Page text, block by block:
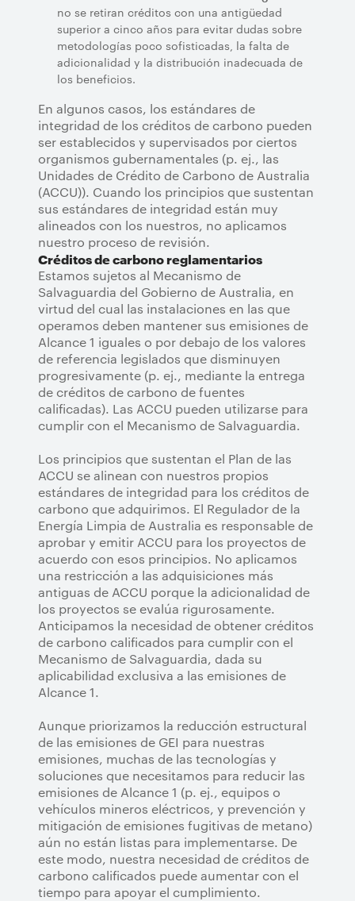
no se retiran créditos con una antigüedad
superior a cinco años para evitar dudas sobre
metodologías poco sofisticadas, la falta de
adicionalidad y la distribución inadecuada de
los beneficios.
En algunos casos, los estándares de
integridad de los créditos de carbono pueden
ser establecidos y supervisados por ciertos
organismos gubernamentales (p. ej., las
Unidades de Crédito de Carbono de Australia
(ACCU)). Cuando los principios que sustentan
sus estándares de integridad están muy
alineados con los nuestros, no aplicamos
nuestro proceso de revisión.
Créditos de carbono reglamentarios
Estamos sujetos al Mecanismo de
Salvaguardia del Gobierno de Australia, en
virtud del cual las instalaciones en las que
operamos deben mantener sus emisiones de
Alcance 1 iguales o por debajo de los valores
de referencia legislados que disminuyen
progresivamente (p. ej., mediante la entrega
de créditos de carbono de fuentes
calificadas). Las ACCU pueden utilizarse para
cumplir con el Mecanismo de Salvaguardia.
Los principios que sustentan el Plan de las
ACCU se alinean con nuestros propios
estándares de integridad para los créditos de
carbono que adquirimos. El Regulador de la
Energía Limpia de Australia es responsable de
aprobar y emitir ACCU para los proyectos de
acuerdo con esos principios. No aplicamos
una restricción a las adquisiciones más
antiguas de ACCU porque la adicionalidad de
los proyectos se evalúa rigurosamente.
Anticipamos la necesidad de obtener créditos
de carbono calificados para cumplir con el
Mecanismo de Salvaguardia, dada su
aplicabilidad exclusiva a las emisiones de
Alcance 1.
Aunque priorizamos la reducción estructural
de las emisiones de GEI para nuestras
emisiones, muchas de las tecnologías y
soluciones que necesitamos para reducir las
emisiones de Alcance 1 (p. ej., equipos o
vehículos mineros eléctricos, y prevención y
mitigación de emisiones fugitivas de metano)
aún no están listas para implementarse. De
este modo, nuestra necesidad de créditos de
carbono calificados puede aumentar con el
tiempo para apoyar el cumplimiento.